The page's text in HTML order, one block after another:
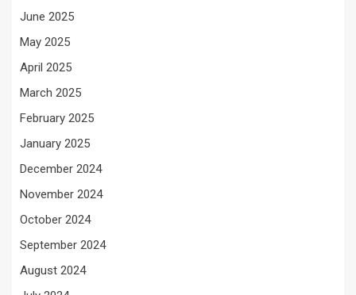
June 2025
May 2025
April 2025
March 2025
February 2025
January 2025
December 2024
November 2024
October 2024
September 2024
August 2024